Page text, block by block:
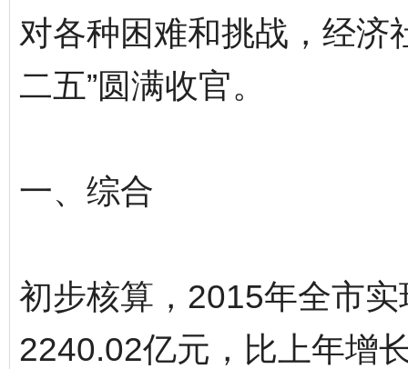
对各种困难和挑战，经济
二五”圆满收官。
一、综合
初步核算，2015年全市
2240.02亿元，比上年增